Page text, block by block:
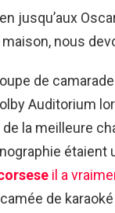
jusqu’aux
maison, nous
de
Auditorium
la meilleure
étaient
il a
de